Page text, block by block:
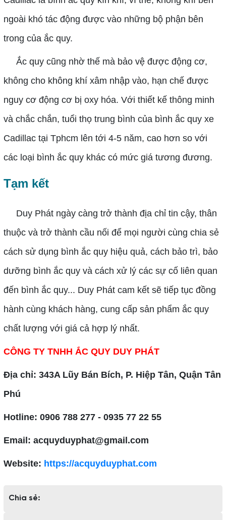
ngoài khó tác động được vào những bộ phận bên
trong của ắc quy.
Ắc quy cũng nhờ thế mà bảo vệ được động cơ,
không cho không khí xâm nhập vào, hạn chế được
nguy cơ động cơ bị oxy hóa. Với thiết kế thông minh
và chắc chắn, tuổi thọ trung bình của bình ắc quy xe
Cadillac tại Tphcm lên tới 4-5 năm, cao hơn so với
các loại bình ắc quy khác có mức giá tương đương.
Tạm kết
Duy Phát ngày càng trở thành địa chỉ tin cậy, thân
thuộc và trở thành cầu nối để mọi người cùng chia sẻ
cách sử dụng bình ắc quy hiệu quả, cách bảo trì, bảo
dưỡng bình ắc quy và cách xử lý các sự cố liên quan
đến bình ắc quy... Duy Phát cam kết sẽ tiếp tục đồng
hành cùng khách hàng, cung cấp sản phẩm ắc quy
chất lượng với giá cả hợp lý nhất.
CÔNG TY TNHH ẮC QUY DUY PHÁT
Địa chỉ: 343A Lũy Bán Bích, P. Hiệp Tân, Quận Tân
Phú
Hotline: 0906 788 277 - 0935 77 22 55
Email: acquyduyphat@gmail.com
Website: https://acquyduyphat.com
Chia sẻ: